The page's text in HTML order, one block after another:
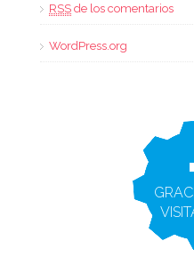
RSS de los comentarios
WordPress.org